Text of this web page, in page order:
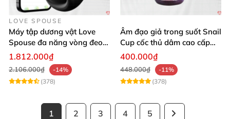
LOVE SPOUSE
Máy tập dương vật Love
Spouse đa năng vòng đeo
điều khiển qua app tiện lợi
1.812.000₫
2.106.000₫
-14%
(378)
Âm đạo giả trong suốt Snail
Cup cốc thủ dâm cao cấp
nam giới
400.000₫
448.000₫
-11%
(378)
1 2 3 4 5